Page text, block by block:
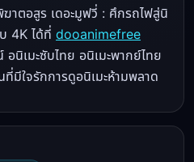
าตอสูร เดอะมูฟวี่ : ศึกรถไฟสู่นิ
4K ได้ที่ dooanimefree
อนิเมะซับไทย อนิเมะพากย์ไทย
ที่มีใจรักการดูอนิเมะห้ามพลาด